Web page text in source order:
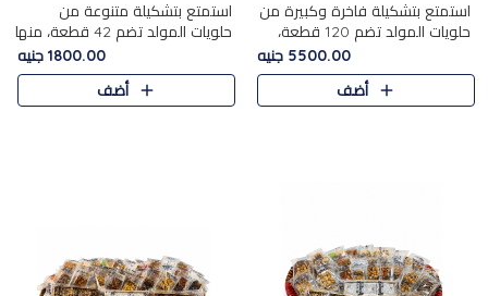
استمتع بتشكيلة فاخرة وكبيرة من
حلويات المولد تضم 120 قطعة،
5500.00 جنيه
أضف
استمتع بتشكيلة متنوعة من
حلويات المولد تضم 42 قطعة، منها
علي بابا بالمكسرات و،.....1800.00 جنيه
أضف